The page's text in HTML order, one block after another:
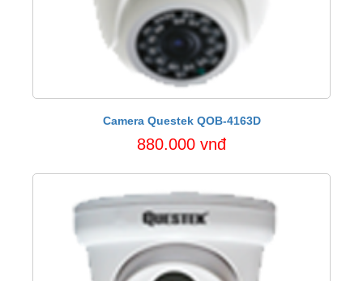
Camera Questek QOB-4163D
880.000 vnđ